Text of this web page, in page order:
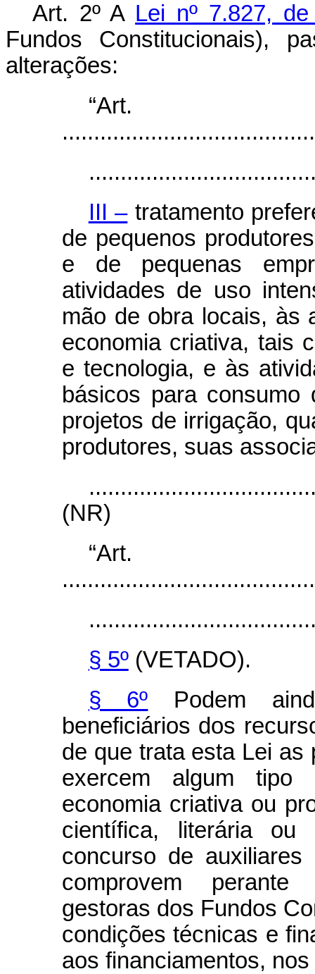
Art. 2ºA Lei nº 7.827,
Fundos Constitucionais),
alterações:
III –tratamento
de pequenos
e de pequenas
atividades de uso
mão de obra locais, às
economia criativa, tais
e tecnologia, e às
básicos para
projetos de irrigação,
produtores, suas
(NR)
§ 5º(VETADO).
§ 6º Podem
beneficiários dos
de que trata esta Lei
exercem algum tipo
economia criativa ou
científica, literária
concurso de
comprovem
gestoras dos Fundos
condições técnicas e
aos financiamentos,